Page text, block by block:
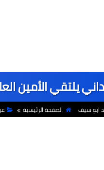
يلتقي الأمين
ابو سيف الصفحة الرئيسية